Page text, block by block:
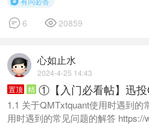
 6 20859
心如止水
2024-4-25 14:43
置顶 精 ①【入门必看帖】迅
1.1 关于QMTxtquant使用时遇到的
用时遇到的常见问题的解答 https://